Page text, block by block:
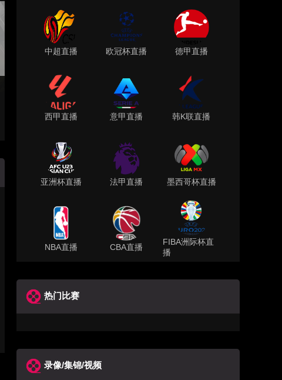
中超直播 欧冠杯直播 德甲直播
西甲直播 意甲直播 韩K联直播
亚洲杯直播 法甲直播 墨西哥杯直播
NBA直播 CBA直播
FIBA洲际杯直
播
热门比赛
录像/集锦/视频